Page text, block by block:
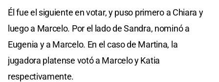
Él fue el siguiente en votar, y puso primero a Chiara y
luego a Marcelo. Por el lado de Sandra, nominó a
Eugenia y a Marcelo. En el caso de Martina, la
jugadora platense votó a Marcelo y Katia
respectivamente.